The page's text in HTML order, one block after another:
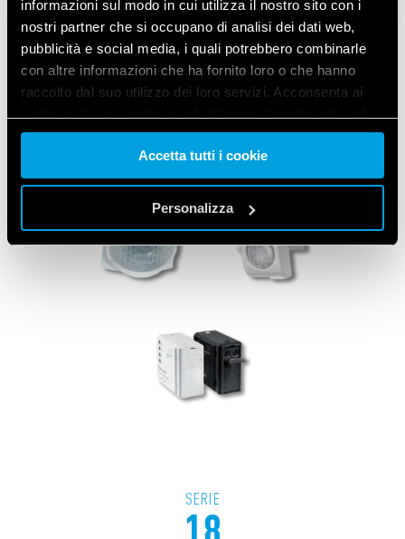
informazioni sul modo in cui utilizza il nostro sito con i
nostri partner che si occupano di analisi dei dati web,
pubblicità e social media, i quali potrebbero combinarle
con altre informazioni che ha fornito loro o che hanno
raccolto dal suo utilizzo dei loro servizi. Acconsenta ai
Vai alla Cookie Policy complet a
Accetta tutti i cookie
Personalizza
I PRODOTTI UTILIZZATI
SERIE